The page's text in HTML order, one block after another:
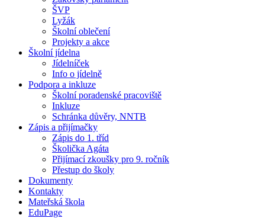
ŠVP
Lyžák
Školní oblečení
Projekty a akce
Školní jídelna
Jídelníček
Info o jídelně
Podpora a inkluze
Školní poradenské pracoviště
Inkluze
Schránka důvěry, NNTB
Zápis a přijímačky
Zápis do 1. tříd
Školička Agáta
Přijímací zkoušky pro 9. ročník
Přestup do školy
Dokumenty
Kontakty
Mateřská škola
EduPage